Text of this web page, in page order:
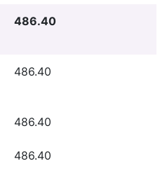
486.40
486.40
486.40
486.40